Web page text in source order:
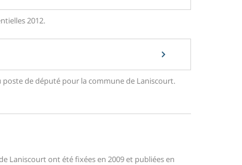
2012.
poste de député pour la commune de Laniscourt.
Laniscourt ont été fixées en 2009 et publiées en